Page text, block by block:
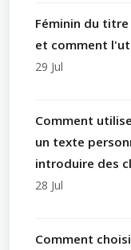
Féminin du
et comment
29 Jul
Comment
un texte
introduire des
28 Jul
Comment